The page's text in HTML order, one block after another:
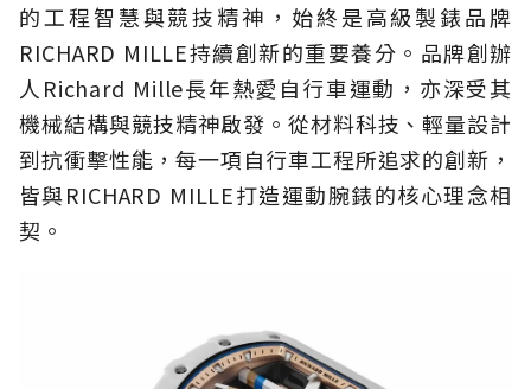
的工程智慧與競技精神，始終是高級製錶品牌
RICHARD MILLE持續創新的重要養分。品牌創辦
人Richard Mille長年熱愛自行車運動，亦深受其
機械結構與競技精神啟發。從材料科技、輕量設計
到抗衝擊性能，每一項自行車工程所追求的創新，
皆與RICHARD MILLE打造運動腕錶的核心理念相
契。